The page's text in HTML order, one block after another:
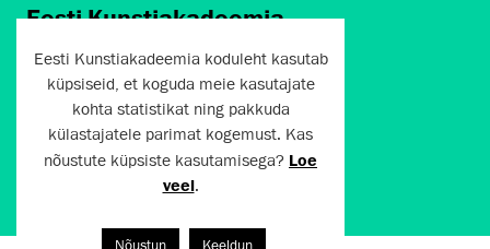
Eesti Kunstiakadeemia
Põhja puiestee 7
Tallinn 10412
artun@artun.ee
+372 6267301
Liitu uudiskirjaga!
Eesti Kunstiakadeemia koduleht kasutab
küpsiseid, et koguda meie kasutajate
kohta statistikat ning pakkuda
külastajatele parimat kogemust. Kas
nõustute küpsiste kasutamisega? Loe
veel.
Nõustun Keeldun